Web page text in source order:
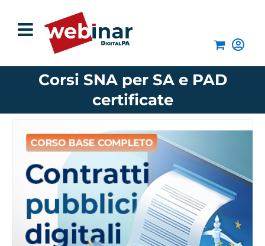
contenuto
Corsi SNA per SA e PAD
certificate